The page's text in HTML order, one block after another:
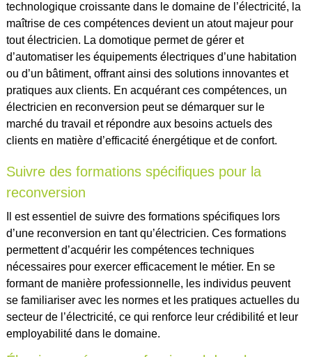
technologique croissante dans le domaine de l’électricité, la
maîtrise de ces compétences devient un atout majeur pour
tout électricien. La domotique permet de gérer et
d’automatiser les équipements électriques d’une habitation
ou d’un bâtiment, offrant ainsi des solutions innovantes et
pratiques aux clients. En acquérant ces compétences, un
électricien en reconversion peut se démarquer sur le
marché du travail et répondre aux besoins actuels des
clients en matière d’efficacité énergétique et de confort.
Suivre des formations spécifiques pour la
reconversion
Il est essentiel de suivre des formations spécifiques lors
d’une reconversion en tant qu’électricien. Ces formations
permettent d’acquérir les compétences techniques
nécessaires pour exercer efficacement le métier. En se
formant de manière professionnelle, les individus peuvent
se familiariser avec les normes et les pratiques actuelles du
secteur de l’électricité, ce qui renforce leur crédibilité et leur
employabilité dans le domaine.